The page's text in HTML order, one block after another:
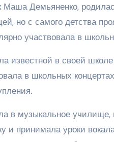
Маша Демьяненко,
но с самого детства
участвовала в
известной в своей
в школьных
в музыкальное училище,
и принимала уроки